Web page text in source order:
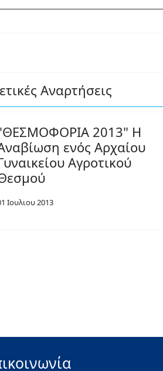
Αναρτήσεις
2013" Η
ενός Αρχαίου
Αγροτικού
Ιουλιου 2013